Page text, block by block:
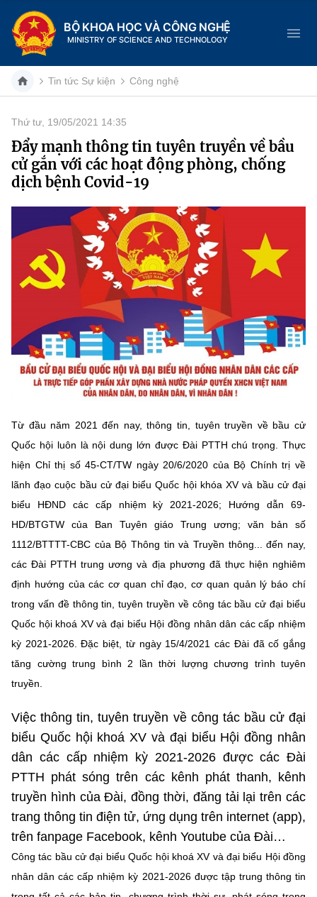
BỘ KHOA HỌC VÀ CÔNG NGHỆ
MINISTRY OF SCIENCE AND TECHNOLOGY
Danh mục
Trang chủ
Chức năng nhiệm vụ
Cơ cấu tổ chức
Lịch sử phát triển
Sở Khoa học và Công nghệ
Tin tức sự kiện
Khoa học và Công nghệ
Đổi mới sáng tạo
Chuyển đổi số
Bưu chính, Viễn thông
Tiêu chuẩn, đo lường, chất lượng
Năng lượng nguyên tử
Tin địa phương
Dịch vụ công
Hệ thống văn bản
Văn bản QPPL
Văn bản chỉ đạo điều hành
MST IOFFICE
THỐNG KÊ
Khoa học và Công nghệ
Chuyển đổi số
Bưu chính, Viễn thông
Sở hữu trí tuệ
Tiêu chuẩn, đo lường, chất lượng
Năng lượng nguyên tử
THƯ ĐIỆN TỬ
Khác
Videos
Infographic
Ảnh
Voice
Nhiệm vụ trọng tâm
Chọn ngôn ngữ
Vietnamese English
BỘ KHOA HỌC VÀ CÔNG NGHỆ
MINISTRY OF SCIENCE AND TECHNOLOGY
Điều khoản sử dụng Theo dõi MST:
Cơ quan chủ quản: Bộ Khoa học và Công nghệ (MST)
Chịu trách nhiệm nội dung: Nguyễn Thị Hải Hằng
Giám đốc Trung tâm Truyền thông Khoa học và Công nghệ.
Liên hệ
Địa chỉ: Ban Biên tập Cổng TTĐT - 18 Nguyễn Du, TP. Hà Nội
Tin tức Sự kiện Công nghệ
Thứ tư, 19/05/2021 14:35
Đẩy mạnh thông tin tuyên truyền về bầu
cử gắn với các hoạt động phòng, chống
dịch bệnh Covid-19
Từ đầu năm 2021 đến nay, thông tin, tuyên truyền về bầu cử
Quốc hội luôn là nội dung lớn được Đài PTTH chú trọng. Thực
hiện Chỉ thị số 45-CT/TW ngày 20/6/2020 của Bộ Chính trị về
lãnh đạo cuộc bầu cử đại biểu Quốc hội khóa XV và bầu cử đại
biểu HĐND các cấp nhiệm kỳ 2021-2026; Hướng dẫn 69-
HD/BTGTW của Ban Tuyên giáo Trung ương; văn bản số
1112/BTTTT-CBC của Bộ Thông tin và Truyền thông... đến nay,
các Đài PTTH trung ương và địa phương đã thực hiện nghiêm
định hướng của các cơ quan chỉ đạo, cơ quan quản lý báo chí
trong vấn đề thông tin, tuyên truyền về công tác bầu cử đại biểu
Quốc hội khoá XV và đại biểu Hội đồng nhân dân các cấp nhiệm
kỳ 2021-2026. Đặc biệt, từ ngày 15/4/2021 các Đài đã cố gắng
tăng cường trung bình 2 lần thời lượng chương trình tuyên
truyền.
Việc thông tin, tuyên truyền về công tác bầu cử đại
biểu Quốc hội khoá XV và đại biểu Hội đồng nhân
dân các cấp nhiệm kỳ 2021-2026 được các Đài
PTTH phát sóng trên các kênh phát thanh, kênh
truyền hình của Đài, đồng thời, đăng tải lại trên các
trang thông tin điện tử, ứng dụng trên internet (app),
trên fanpage Facebook, kênh Youtube của Đài…
Công tác bầu cử đại biểu Quốc hội khoá XV và đại biểu Hội đồng
nhân dân các cấp nhiệm kỳ 2021-2026 được tập trung thông tin